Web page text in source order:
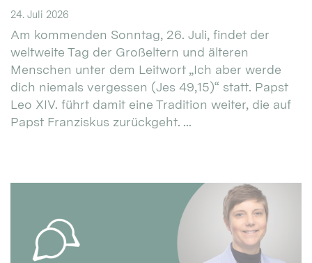
24. Juli 2026
Am kommenden Sonntag, 26. Juli, findet der
weltweite Tag der Großeltern und älteren
Menschen unter dem Leitwort „Ich aber werde
dich niemals vergessen (Jes 49,15)“ statt. Papst
Leo XIV. führt damit eine Tradition weiter, die auf
Papst Franziskus zurückgeht. ...